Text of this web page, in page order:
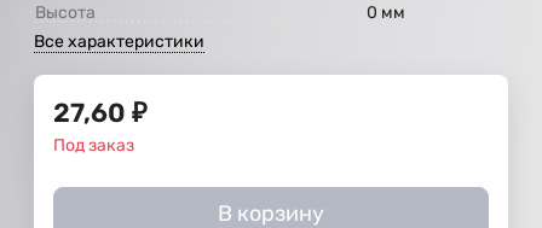
Высота
0 мм
Все характеристики
27,60 ₽
Под заказ
В корзину